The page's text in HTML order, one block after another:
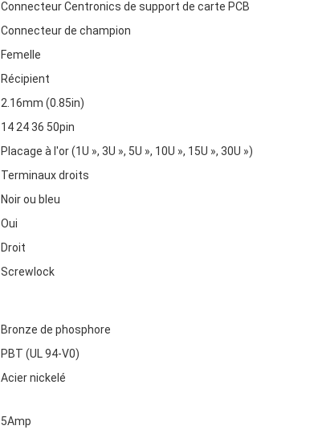
Connecteur Centronics de support de carte PCB
Connecteur de champion
Femelle
Récipient
2.16mm (0.85in)
14 24 36 50pin
Placage à l'or (1U », 3U », 5U », 10U », 15U », 30U »)
Terminaux droits
Noir ou bleu
Oui
Droit
Screwlock
Bronze de phosphore
PBT (UL 94-V0)
Acier nickelé
5Amp